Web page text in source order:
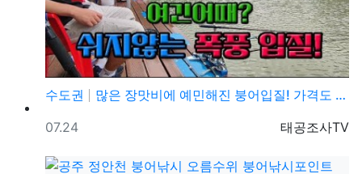
수도권
많은 장맛비에 예민해진 붕어입질! 가격도 저렴한 이 낚…
등록자
태공조사TV
등록일
07.24